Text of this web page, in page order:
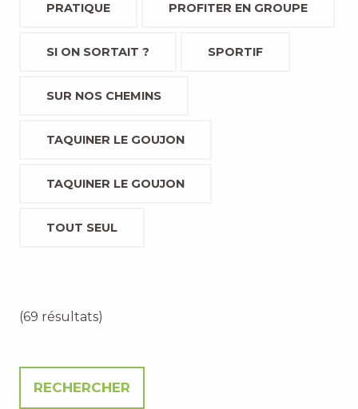
PRATIQUE PROFITER EN GROUPE
SI ON SORTAIT ? SPORTIF
SUR NOS CHEMINS
TAQUINER LE GOUJON
TAQUINER LE GOUJON
TOUT SEUL
(69 résultats)